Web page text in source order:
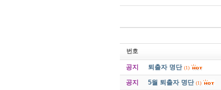
번호
공지 퇴출자 명단 (1)
공지 5월 퇴출자 명단 (1)